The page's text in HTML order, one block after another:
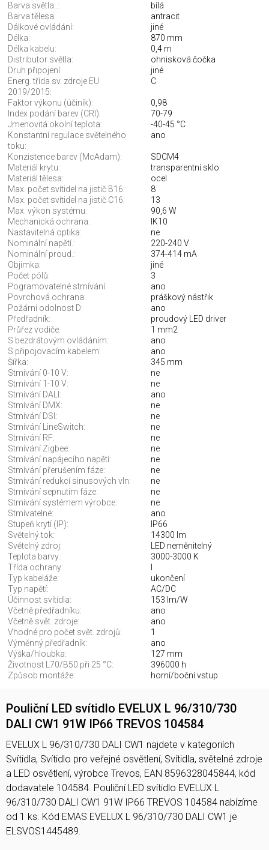
Barva světla..:
bílá
Barva tělesa:
antracit
Dálkové ovládání:
jiné
Délka:
870 mm
Délka kabelu:
0,4 m
Distributor světla:
ohnisková čočka
Druh připojení:
jiné
Energ. třída sv. zdroje EU
2019/2015:
C
Faktor výkonu (účiník):
0,98
Index podání barev (CRI):
70-79
Jmenovitá okolní teplota:
-40-45 °C
Konstantní regulace světelného
toku:
ano
Konzistence barev (McAdam):
SDCM4
Materiál krytu:
transparentní sklo
Materiál tělesa:
ocel
Max. počet svítidel na jistič B16:
8
Max. počet svítidel na jistič C16:
13
Max. výkon systému:
90,6 W
Mechanická ochrana:
IK10
Nastavitelná optika:
ne
Nominální napětí.:
220-240 V
Nominální proud.:
374-414 mA
Objímka:
jiné
Počet pólů:
3
Pogramovatelné stmívání:
ano
Povrchová ochrana:
práškový nástřik
Požární odolnost D:
ano
Předřadník:
proudový LED driver
Průřez vodiče:
1 mm2
S bezdrátovým ovládáním:
ano
S připojovacím kabelem:
ano
Šířka:
345 mm
Stmívání 0-10 V:
ne
Stmívání 1-10 V:
ne
Stmívání DALI:
ano
Stmívání DMX:
ne
Stmívání DSI:
ne
Stmívání LineSwitch:
ne
Stmívání RF:
ne
Stmívání Zigbee:
ne
Stmívání napájecího napětí:
ne
Stmívání přerušením fáze:
ne
Stmívání redukcí sinusových vln:
ne
Stmívání sepnutím fáze:
ne
Stmívání systémem výrobce:
ne
Stmívatelné:
ano
Stupeň krytí (IP):
IP66
Světelný tok:
14300 lm
Světelný zdroj:
LED neměnitelný
Teplota barvy.:
3000-3000 K
Třída ochrany:
Typ kabeláže:
ukončení
Typ napětí:
AC/DC
Účinnost svítidla:
153 lm/W
Včetně předřadníku:
ano
Včetně svět. zdroje:
ano
Vhodné pro počet svět. zdrojů:
1
Výměnný předřadník:
ano
Výška/hloubka:
127 mm
Životnost L70/B50 při 25 °C:
396000 h
Způsob montáže:
horní/boční vstup
Pouliční LED svítidlo EVELUX L 96/310/730
DALI CW1 91W IP66 TREVOS 104584
EVELUX L 96/310/730 DALI CW1 najdete v kategoriích
Svítidla, Svítidlo pro veřejné osvětlení, Svítidla, světelné zdroje
a LED osvětlení, výrobce Trevos, EAN 8596328045844, kód
dodavatele 104584. Pouliční LED svítidlo EVELUX L
96/310/730 DALI CW1 91W IP66 TREVOS 104584 nabízíme
od 1 ks. Kód EMAS EVELUX L 96/310/730 DALI CW1 je
ELSVOS1445489.